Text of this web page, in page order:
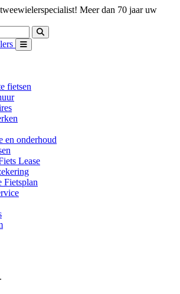
Meer dan 70 jaar uw
fietsen
en onderhoud
Lease
Fietsplan